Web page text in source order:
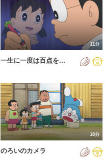
11分
一生に一度は百点を…
10分
のろいのカメラ